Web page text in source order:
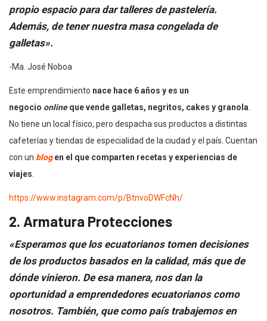
propio espacio para dar talleres de pastelería.
Además, de tener nuestra masa congelada de
galletas».
-Ma. José Noboa
Este emprendimiento nace hace 6 años y es un
negocio onlineque vende galletas, negritos, cakes y granola.
No tiene un local físico, pero despacha sus productos a distintas
cafeterías y tiendas de especialidad de la ciudad y el país. Cuentan
con un blogen el que comparten recetas y experiencias de
viajes.
https://www.instagram.com/p/BtnvoDWFcNh/
2. Armatura Protecciones
«Esperamos que los ecuatorianos tomen decisiones
de los productos basados en la calidad, más que de
dónde vinieron. De esa manera, nos dan la
oportunidad a emprendedores ecuatorianos como
nosotros. También, que como país trabajemos en